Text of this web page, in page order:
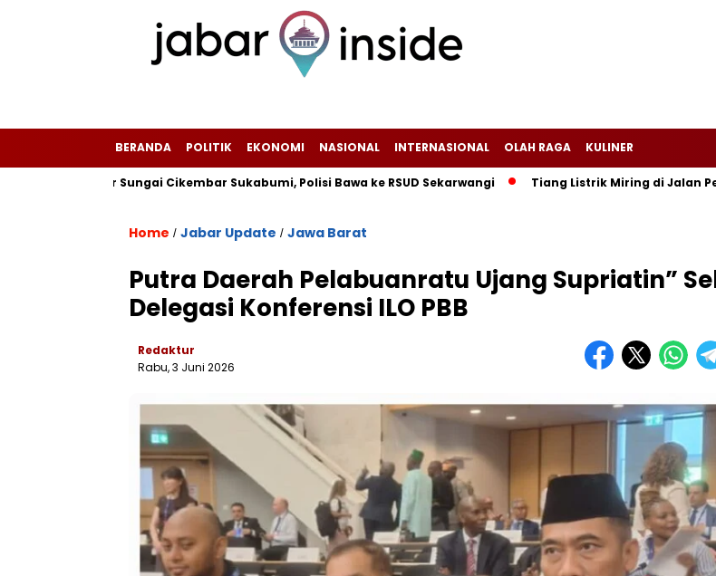
BERANDA POLITIK EKONOMI NASIONAL INTERNASIONAL OLAH RAGA KULINER
Pinggir Sungai Cikembar Sukabumi, Polisi Bawa ke RSUD Sekarwangi‎ Tiang Listrik Miring di Jalan Perintis
Home / Jabar Update / Jawa Barat
Putra Daerah Pelabuanratu Ujang Supriatin”
Delegasi Konferensi ILO PBB
Redaktur
Rabu, 3 Juni 2026